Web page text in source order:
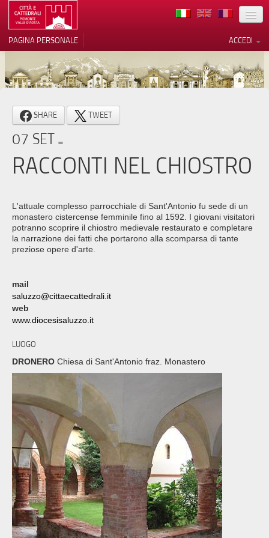
TERRITORIO
ARCHITETTURE
MUSEI
ITINERARI
EVENTI
VOLONTARI
CONTATTI
PRESS
ACCEDI
PAGINA PERSONALE
SHARE TWEET
07 SET
RACCONTI NEL CHIOSTRO
L'attuale complesso parrocchiale di Sant'Antonio fu sede di un
monastero cistercense femminile fino al 1592. I giovani visitatori
potranno scoprire il chiostro medievale restaurato e completare
la narrazione dei fatti che portarono alla scomparsa di tante
preziose opere d'arte.
mail
saluzzo@cittaecattedrali.it
web
www.diocesisaluzzo.it
LUOGO
DRONERO Chiesa di Sant'Antonio fraz. Monastero
Informativa sulla raccolta
Le tue preferenze relative alla